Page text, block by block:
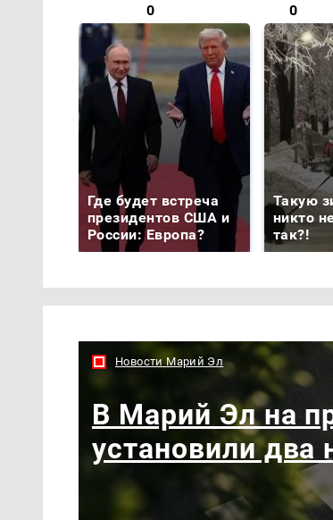
0 0
Где будет встреча
президентов США и
России: Европа?
Такую
никто
так?!
Новости Марий Эл
В Марий Эл на
установили два